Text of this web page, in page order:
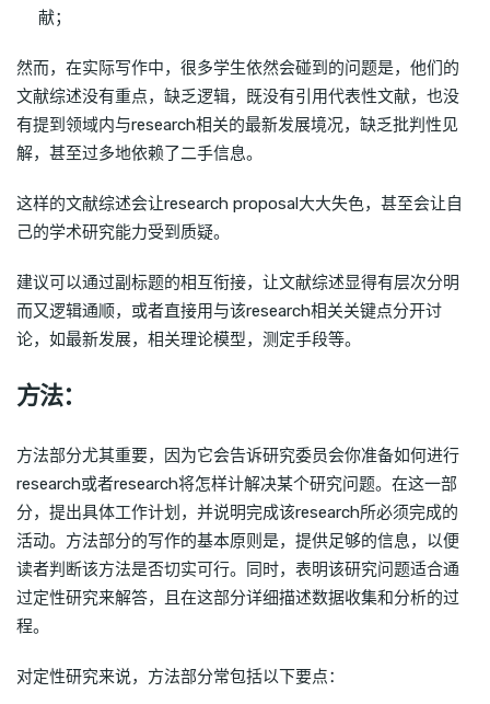
献；
然而，在实际写作中，很多学生依然会碰到的问题是，他们的
文献综述没有重点，缺乏逻辑，既没有引用代表性文献，也没
有提到领域内与research相关的最新发展境况，缺乏批判性见
解，甚至过多地依赖了二手信息。
这样的文献综述会让research proposal大大失色，甚至会让自
己的学术研究能力受到质疑。
建议可以通过副标题的相互衔接，让文献综述显得有层次分明
而又逻辑通顺，或者直接用与该research相关关键点分开讨
论，如最新发展，相关理论模型，测定手段等。
方法：
方法部分尤其重要，因为它会告诉研究委员会你准备如何进行
research或者research将怎样计解决某个研究问题。在这一部
分，提出具体工作计划，并说明完成该research所必须完成的
活动。方法部分的写作的基本原则是，提供足够的信息，以便
读者判断该方法是否切实可行。同时，表明该研究问题适合通
过定性研究来解答，且在这部分详细描述数据收集和分析的过
程。
对定性研究来说，方法部分常包括以下要点：